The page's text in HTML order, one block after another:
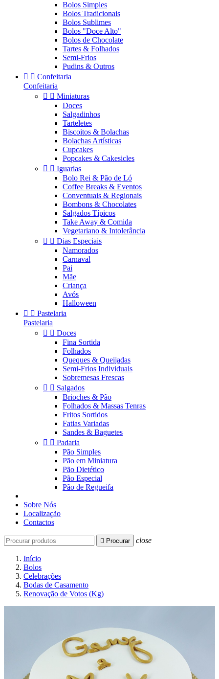
Bolos Simples
Bolos Tradicionais
Bolos Sublimes
Bolos "Doce Alto"
Bolos de Chocolate
Tartes & Folhados
Semi-Frios
Pudins & Outros
  Confeitaria
Confeitaria
  Miniaturas
Doces
Salgadinhos
Tarteletes
Biscoitos & Bolachas
Bolachas Artísticas
Cupcakes
Popcakes & Cakesicles
  Iguarias
Bolo Rei & Pão de Ló
Coffee Breaks & Eventos
Conventuais & Regionais
Bombons & Chocolates
Salgados Típicos
Take Away & Comida
Vegetariano & Intolerância
  Dias Especiais
Namorados
Carnaval
Pai
Mãe
Criança
Avós
Halloween
  Pastelaria
Pastelaria
  Doces
Fina Sortida
Folhados
Queques & Queijadas
Semi-Frios Individuais
Sobremesas Frescas
  Salgados
Brioches & Pão
Folhados & Massas Tenras
Fritos Sortidos
Fatias Variadas
Sandes & Baguetes
  Padaria
Pão Simples
Pão em Miniatura
Pão Dietético
Pão Especial
Pão de Regueifa
Sobre Nós
Localização
Contactos
 Procurar close
Início
Bolos
Celebrações
Bodas de Casamento
Renovação de Votos (Kg)